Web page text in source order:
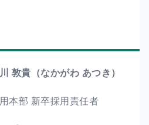
敦貴（なかがわ あつき）
本部 新卒採用責任者